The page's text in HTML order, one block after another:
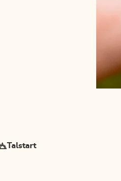
Talstart